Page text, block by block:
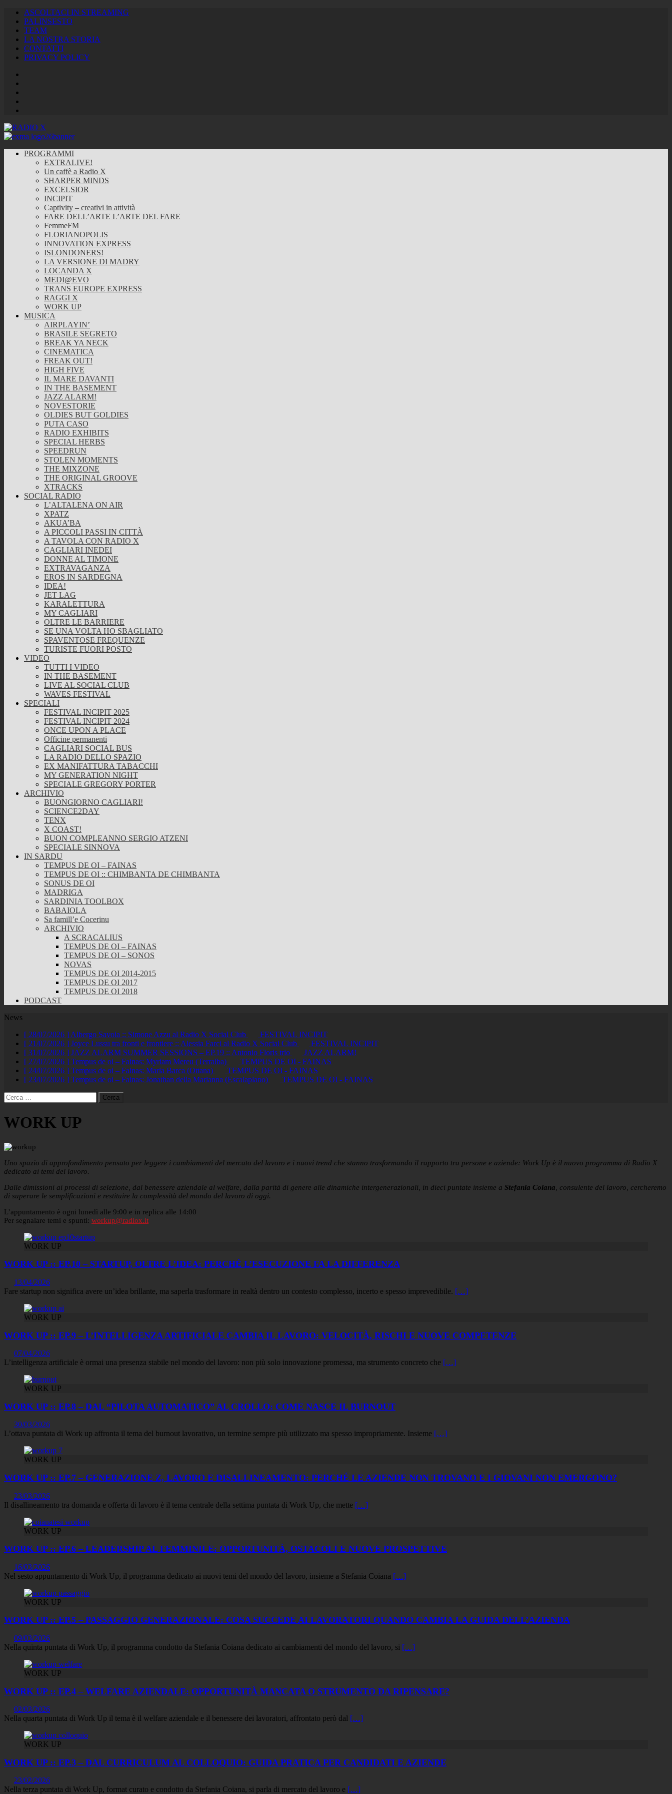
ASCOLTACI IN STREAMING
PALINSESTO
TEAM
LA NOSTRA STORIA
CONTATTI
PRIVACY POLICY
PROGRAMMI
EXTRALIVE!
Un caffè a Radio X
SHARPER MINDS
EXCELSIOR
INCIPIT
Captivity – creativi in attività
FARE DELL’ARTE L’ARTE DEL FARE
FemmeFM
FLORIANOPOLIS
INNOVATION EXPRESS
ISLONDONERS!
LA VERSIONE DI MADRY
LOCANDA X
MEDI@EVO
TRANS EUROPE EXPRESS
RAGGI X
WORK UP
MUSICA
AIRPLAYIN’
BRASILE SEGRETO
BREAK YA NECK
CINEMATICA
FREAK OUT!
HIGH FIVE
IL MARE DAVANTI
IN THE BASEMENT
JAZZ ALARM!
NOVESTORIE
OLDIES BUT GOLDIES
PUTA CASO
RADIO EXHIBITS
SPECIAL HERBS
SPEEDRUN
STOLEN MOMENTS
THE MIXZONE
THE ORIGINAL GROOVE
XTRACKS
SOCIAL RADIO
L’ALTALENA ON AIR
XPATZ
AKUA’BA
A PICCOLI PASSI IN CITTÀ
A TAVOLA CON RADIO X
CAGLIARI INEDEI
DONNE AL TIMONE
EXTRAVAGANZA
EROS IN SARDEGNA
IDEA!
JET LAG
KARALETTURA
MY CAGLIARI
OLTRE LE BARRIERE
SE UNA VOLTA HO SBAGLIATO
SPAVENTOSE FREQUENZE
TURISTE FUORI POSTO
VIDEO
TUTTI I VIDEO
IN THE BASEMENT
LIVE AL SOCIAL CLUB
WAVES FESTIVAL
SPECIALI
FESTIVAL INCIPIT 2025
FESTIVAL INCIPIT 2024
ONCE UPON A PLACE
Officine permanenti
CAGLIARI SOCIAL BUS
LA RADIO DELLO SPAZIO
EX MANIFATTURA TABACCHI
MY GENERATION NIGHT
SPECIALE GREGORY PORTER
ARCHIVIO
BUONGIORNO CAGLIARI!
SCIENCE2DAY
TENX
X COAST!
BUON COMPLEANNO SERGIO ATZENI
SPECIALE SINNOVA
IN SARDU
TEMPUS DE OI – FAINAS
TEMPUS DE OI :: CHIMBANTA DE CHIMBANTA
SONUS DE OI
MADRIGA
SARDINIA TOOLBOX
BABAIOLA
Sa famill’e Cocerinu
ARCHIVIO
A SCRACALIUS
TEMPUS DE OI – FAINAS
TEMPUS DE OI – SONOS
NOVAS
TEMPUS DE OI 2014-2015
TEMPUS DE OI 2017
TEMPUS DE OI 2018
PODCAST
News
[ 28/07/2026 ] Albergo Savoia :: Simone Azzu al Radio X Social Club
FESTIVAL INCIPIT
[ 21/07/2026 ] Joyce Lussu tra fronti e frontiere :: Alessia Farci al Radio X Social Club
FESTIVAL INCIPIT
[ 31/07/2026 ] JAZZ ALARM SUMMER SESSIONS – EP.19 :: Antonio Floris trio
JAZZ ALARM!
[ 27/07/2026 ] Tempus de oi – Fainas: Myriam Mereu (Terralba)
TEMPUS DE OI - FAINAS
[ 24/07/2026 ] Tempus de oi – Fainas: Maria Barca (Ottana)
TEMPUS DE OI - FAINAS
[ 23/07/2026 ] Tempus de oi – Fainas: Jonathan della Marianna (Escalaplano)
TEMPUS DE OI - FAINAS
Ricerca
per:
WORK UP
Uno spazio di approfondimento pensato per leggere i cambiamenti del mercato del lavoro e i nuovi trend che stanno trasformando il rapporto tra persone e aziende: Work Up è il nuovo programma di Radio X
dedicato ai temi del lavoro.
Dalle dimissioni ai processi di selezione, dal benessere aziendale al welfare, dalla parità di genere alle dinamiche intergenerazionali, in dieci puntate insieme a Stefania Coiana , consulente del lavoro, cercheremo
di superare le semplificazioni e restituire la complessità del mondo del lavoro di oggi.
L’appuntamento è ogni lunedì alle 9:00 e in replica alle 14:00
Per segnalare temi e spunti: workup@radiox.it
WORK UP
WORK UP :: EP.10 – STARTUP, OLTRE L’IDEA: PERCHÉ L’ESECUZIONE FA LA DIFFERENZA
13/04/2026
Fare startup non significa avere un’idea brillante, ma saperla trasformare in realtà dentro un contesto complesso, incerto e spesso imprevedibile. […]
WORK UP
WORK UP :: EP.9 – L’INTELLIGENZA ARTIFICIALE CAMBIA IL LAVORO: VELOCITÀ, RISCHI E NUOVE COMPETENZE
07/04/2026
L’intelligenza artificiale è ormai una presenza stabile nel mondo del lavoro: non più solo innovazione promessa, ma strumento concreto che […]
WORK UP
WORK UP :: EP.8 – DAL “PILOTA AUTOMATICO” AL CROLLO: COME NASCE IL BURNOUT
30/03/2026
L’ottava puntata di Work up affronta il tema del burnout lavorativo, un termine sempre più utilizzato ma spesso impropriamente. Insieme […]
WORK UP
WORK UP :: EP.7 – GENERAZIONE Z, LAVORO E DISALLINEAMENTO: PERCHÉ LE AZIENDE NON TROVANO E I GIOVANI NON EMERGONO?
23/03/2026
Il disallineamento tra domanda e offerta di lavoro è il tema centrale della settima puntata di Work Up, che mette […]
WORK UP
WORK UP :: EP.6 – LEADERSHIP AL FEMMINILE: OPPORTUNITÀ, OSTACOLI E NUOVE PROSPETTIVE
16/03/2026
Nel sesto appuntamento di Work Up, il programma dedicato ai nuovi temi del mondo del lavoro, insieme a Stefania Coiana […]
WORK UP
WORK UP :: EP.5 – PASSAGGIO GENERAZIONALE: COSA SUCCEDE AI LAVORATORI QUANDO CAMBIA LA GUIDA DELL’AZIENDA
09/03/2026
Nella quinta puntata di Work Up, il programma condotto da Stefania Coiana dedicato ai cambiamenti del mondo del lavoro, si […]
WORK UP
WORK UP :: EP.4 – WELFARE AZIENDALE: OPPORTUNITÀ MANCATA O STRUMENTO DA RIPENSARE?
02/03/2026
Nella quarta puntata di Work Up il tema è il welfare aziendale e il benessere dei lavoratori, affrontato però dal […]
WORK UP
WORK UP :: EP.3 – DAL CURRICULUM AL COLLOQUIO: GUIDA PRATICA PER CANDIDATI E AZIENDE
23/02/2026
Nella terza puntata di Work Up, format curato e condotto da Stefania Coiana, si parla di mercato del lavoro e […]